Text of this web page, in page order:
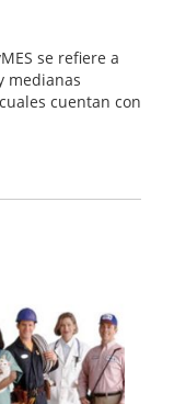
se refiere a
medianas
cuentan con